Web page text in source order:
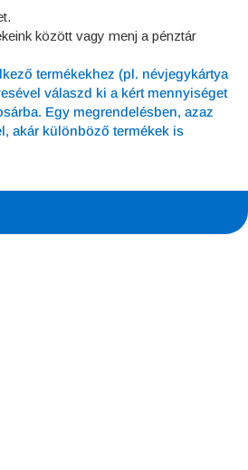
között vagy menj a pénztár
termékekhez (pl. névjegykártya
válaszd ki a kért mennyiséget
Egy megrendelésben, azaz
akár különböző termékek is